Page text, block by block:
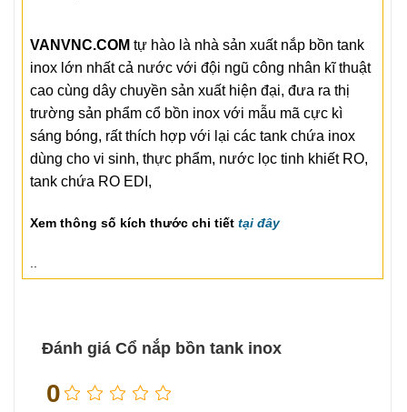
VANVNC.COM tự hào là nhà sản xuất nắp bồn tank
inox lớn nhất cả nước với đội ngũ công nhân kĩ thuật
cao cùng dây chuyền sản xuất hiện đại, đưa ra thị
trường sản phẩm cổ bồn inox với mẫu mã cực kì
sáng bóng, rất thích hợp với lại các tank chứa inox
dùng cho vi sinh, thực phẩm, nước lọc tinh khiết RO,
tank chứa RO EDI,
Xem thông số kích thước chi tiết tại đây
Đánh giá Cổ nắp bồn tank inox
0